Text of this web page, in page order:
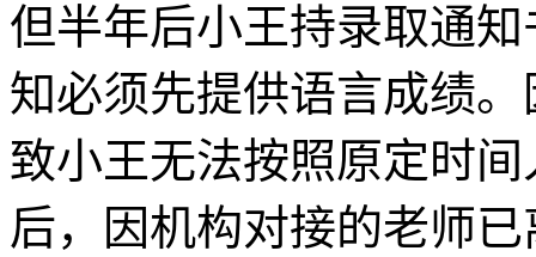
但半年后小王持录取通
知必须先提供语言成绩
致小王无法按照原定时
后，因机构对接的老师